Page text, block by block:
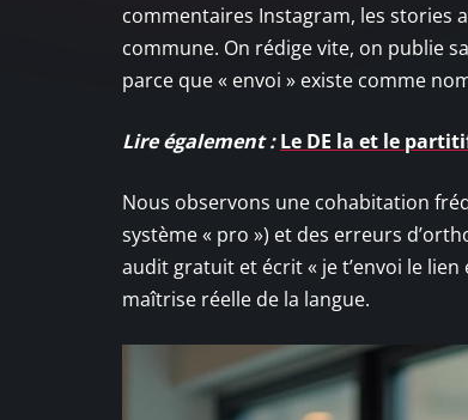
commentaires Instagram, les stories
commune. On rédige vite, on publie
parce que « envoi » existe comme
Lire également : Le DE la et le
Nous observons une cohabitation
système « pro ») et des erreurs
audit gratuit et écrit « je t’envoi le
maîtrise réelle de la langue.